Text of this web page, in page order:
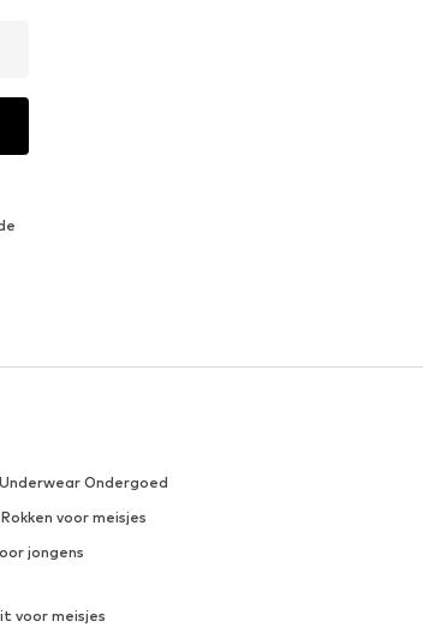
Ondergoed
voor meisjes
jongens
voor meisjes